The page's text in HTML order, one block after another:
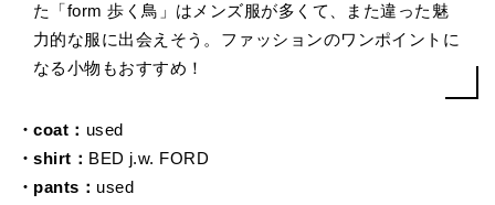
た「form 歩く鳥」はメンズ服が多くて、また違った魅
力的な服に出会えそう。ファッションのワンポイントに
なる小物もおすすめ！
・coat： used
・shirt： BED j.w. FORD
・pants： used